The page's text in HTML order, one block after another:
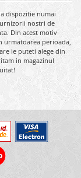
dispozitie numai
nostri de
Din acest motiv
urmatoarea perioada,
le puteti alege din
in magazinul